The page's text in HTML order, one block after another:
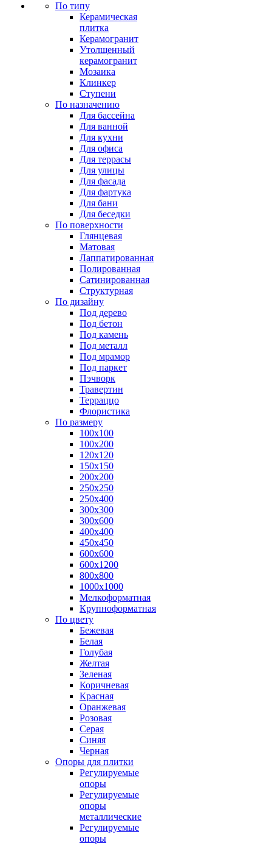
По типу
Керамическая
плитка
Керамогранит
Утолщенный
керамогранит
Мозаика
Клинкер
Ступени
По назначению
Для бассейна
Для ванной
Для кухни
Для офиса
Для террасы
Для улицы
Для фасада
Для фартука
Для бани
Для беседки
По поверхности
Глянцевая
Матовая
Лаппатированная
Полированная
Сатинированная
Структурная
По дизайну
Под дерево
Под бетон
Под камень
Под металл
Под мрамор
Под паркет
Пэчворк
Травертин
Терраццо
Флористика
По размеру
100х100
100х200
120х120
150х150
200х200
250х250
250х400
300х300
300х600
400х400
450х450
600х600
600х1200
800х800
1000х1000
Мелкоформатная
Крупноформатная
По цвету
Бежевая
Белая
Голубая
Желтая
Зеленая
Коричневая
Красная
Оранжевая
Розовая
Серая
Синяя
Черная
Опоры для плитки
Регулируемые
опоры
Регулируемые
опоры
металлические
Регулируемые
опоры